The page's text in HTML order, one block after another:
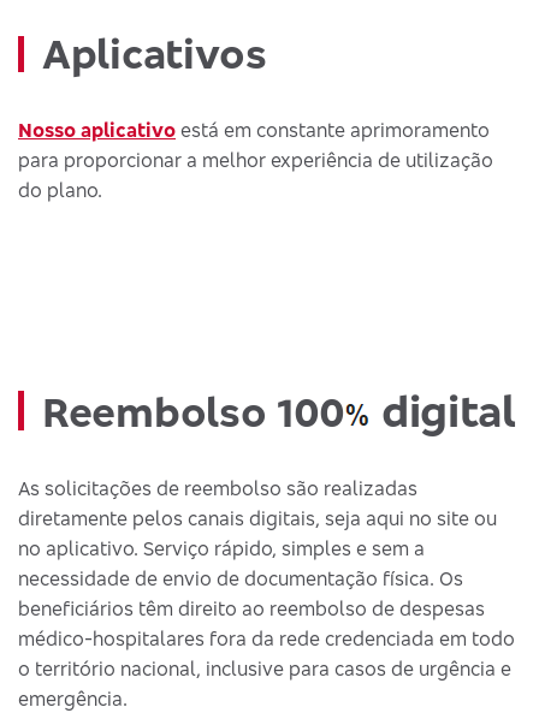
Aplicativos
Nosso aplicativo está em constante aprimoramento
para proporcionar a melhor experiência de utilização
do plano.
Reembolso 100 digital
As solicitações de reembolso são realizadas
diretamente pelos canais digitais, seja aqui no site ou
no aplicativo. Serviço rápido, simples e sem a
necessidade de envio de documentação física. Os
beneficiários têm direito ao reembolso de despesas
médico-hospitalares fora da rede credenciada em todo
o território nacional, inclusive para casos de urgência e
emergência.